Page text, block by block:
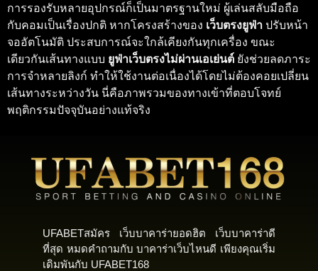
การรองรับหลายอุปกรณ์ก็เป็นมาตรฐานใหม่ ผู้เล่นสลับมือถือ
กับคอมเป็นเรื่องปกติ หากโครงสร้างของ เว็บตรงยูฟ่า ปรับหน้า
จออัตโนมัติ ประสบการณ์จะใกล้เคียงกันทุกเครื่อง ขณะ
เดียวกันเส้นทางแบบ ยูฟ่าเว็บตรงไม่ผ่านเอเย่นต์ ยังช่วยลดภาระ
การจำหลายลิงก์ ทำให้ใช้งานต่อเนื่องได้โดยไม่ต้องคอยเปลี่ยน
เส้นทางระหว่างวัน นี่คือภาพรวมของทางเข้าที่ตอบโจทย์
พฤติกรรมปัจจุบันอย่างแท้จริง
UFABETสมัคร เว็บบาคาร่ายอดฮิต เว็บบาคาร่าดี
ที่สุด หมดคำถามกับ บาคาร่าเว็บไหนดี เพียงคุณเริ่ม
เดิมพันกับ UFABET168